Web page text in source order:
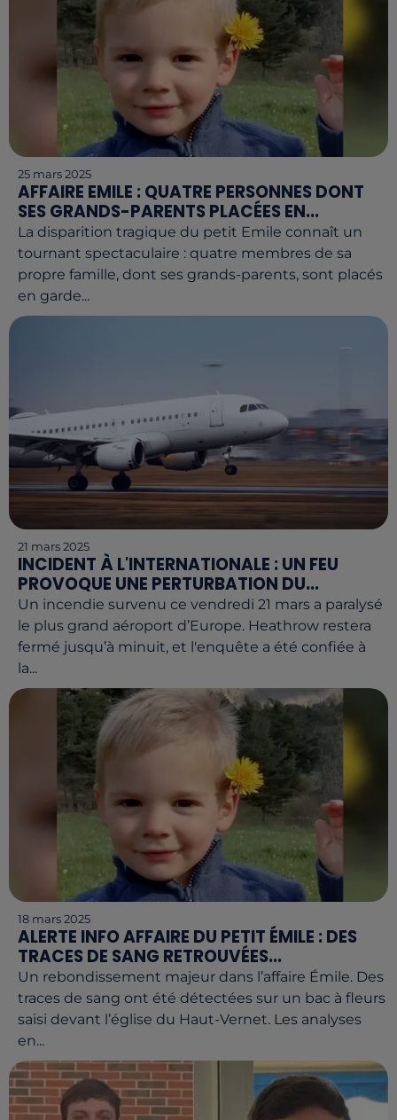
25 mars 2025
AFFAIRE EMILE : QUATRE PERSONNES DONT
SES GRANDS-PARENTS PLACÉES EN...
La disparition tragique du petit Emile connaît un
tournant spectaculaire : quatre membres de sa
propre famille, dont ses grands-parents, sont placés
en garde...
21 mars 2025
INCIDENT À L'INTERNATIONALE : UN FEU
PROVOQUE UNE PERTURBATION DU...
Un incendie survenu ce vendredi 21 mars a paralysé
le plus grand aéroport d’Europe. Heathrow restera
fermé jusqu’à minuit, et l'enquête a été confiée à
la...
18 mars 2025
ALERTE INFO AFFAIRE DU PETIT ÉMILE : DES
TRACES DE SANG RETROUVÉES...
Un rebondissement majeur dans l’affaire Émile. Des
traces de sang ont été détectées sur un bac à fleurs
saisi devant l’église du Haut-Vernet. Les analyses
en...